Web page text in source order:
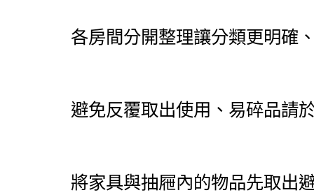
各房間分開整理讓分類更明確
避免反覆取出使用、易碎品請
將家具與抽屜內的物品先取出